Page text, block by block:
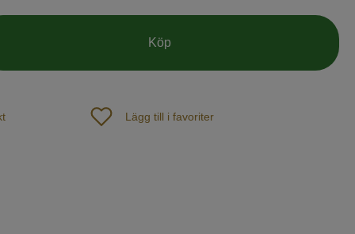
Köp
Lägg till i favoriter